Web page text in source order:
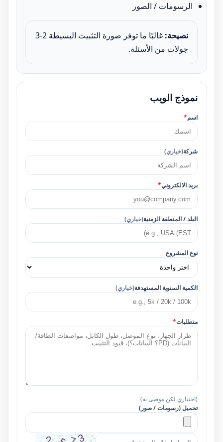
الرسومات / الصور
نصيحة:
غالبًا ما توفر صورة التثبيت البسيطة 2-3
جولات من الأسئلة.
نموذج الويب
اسم*
شركة(خياري)
بريد الالكتروني*
البلد / المنطقة الزمنية(خياري)
نوع المشروع
الكمية السنوية المستهدفة(خياري)
متطلبات*
(اختياري لكن موصى به)
تحميل (رسومات / صور)